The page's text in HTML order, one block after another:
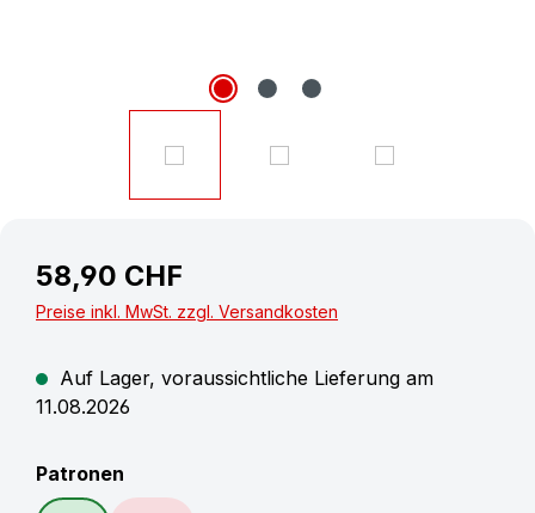
58,90 CHF
Preise inkl. MwSt. zzgl. Versandkosten
Auf Lager, voraussichtliche Lieferung am
11.08.2026
Patronen